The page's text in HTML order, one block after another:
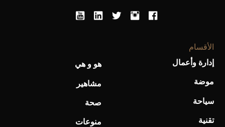
الأقسام
إدارة وأعمال
موضة
سياحة
تقنية
هو و هي
مشاهير
صحة
منوعات